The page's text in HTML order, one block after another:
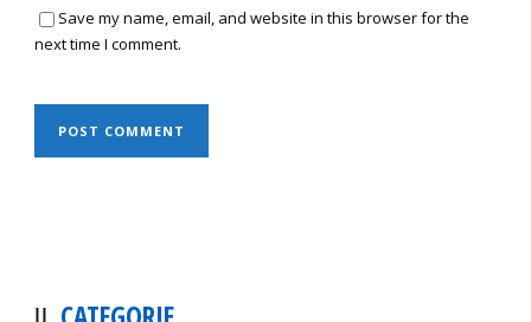
Save my name, email, and website in this browser for the
next time I comment.